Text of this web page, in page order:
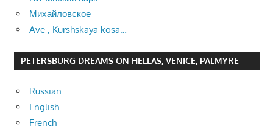
Михайловское
Ave , Kurshskaya kosa…
PETERSBURG DREAMS ON HELLAS, VENICE, PALMYRE
Russian
English
French